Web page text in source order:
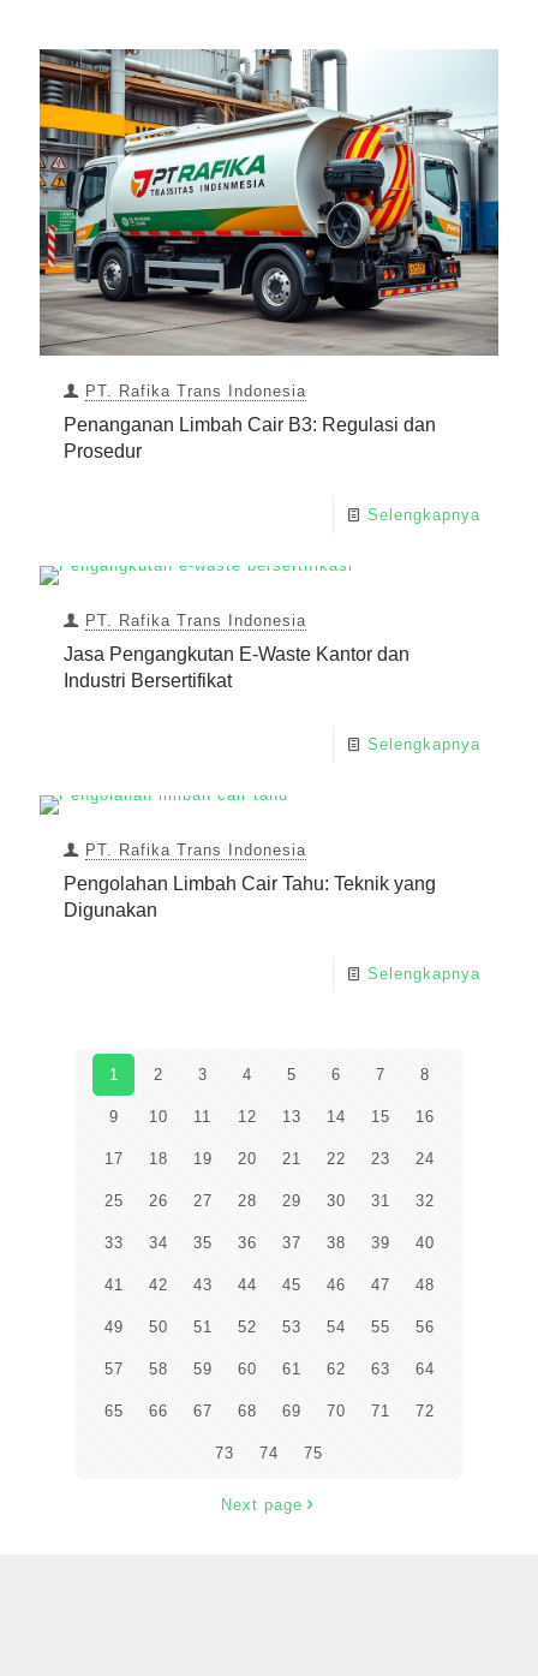
PT. Rafika Trans Indonesia
Penanganan Limbah Cair B3: Regulasi dan
Prosedur
Selengkapnya
PT. Rafika Trans Indonesia
Jasa Pengangkutan E-Waste Kantor dan
Industri Bersertifikat
Selengkapnya
PT. Rafika Trans Indonesia
Pengolahan Limbah Cair Tahu: Teknik yang
Digunakan
Selengkapnya
1 2 3 4 5 6 7 8
9 10 11 12 13 14 15 16
17 18 19 20 21 22 23 24
25 26 27 28 29 30 31 32
33 34 35 36 37 38 39 40
41 42 43 44 45 46 47 48
49 50 51 52 53 54 55 56
57 58 59 60 61 62 63 64
65 66 67 68 69 70 71 72
73 74 75
Next page